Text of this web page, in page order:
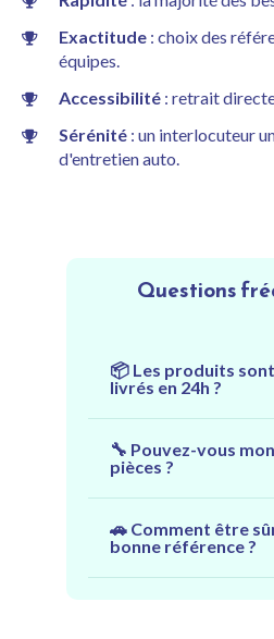
Exactitude : choix des
équipes.
Accessibilité : retrait
Sérénité : un interlocuteur
d'entretien auto.
Questions
📦 Les produits
livrés en 24h ?
commande passée
livrée le lendemain.
🔧 Pouvez-vous
pièces ?
montage doit être
vous-même ou par
🚗 Comment être
bonne référence ?